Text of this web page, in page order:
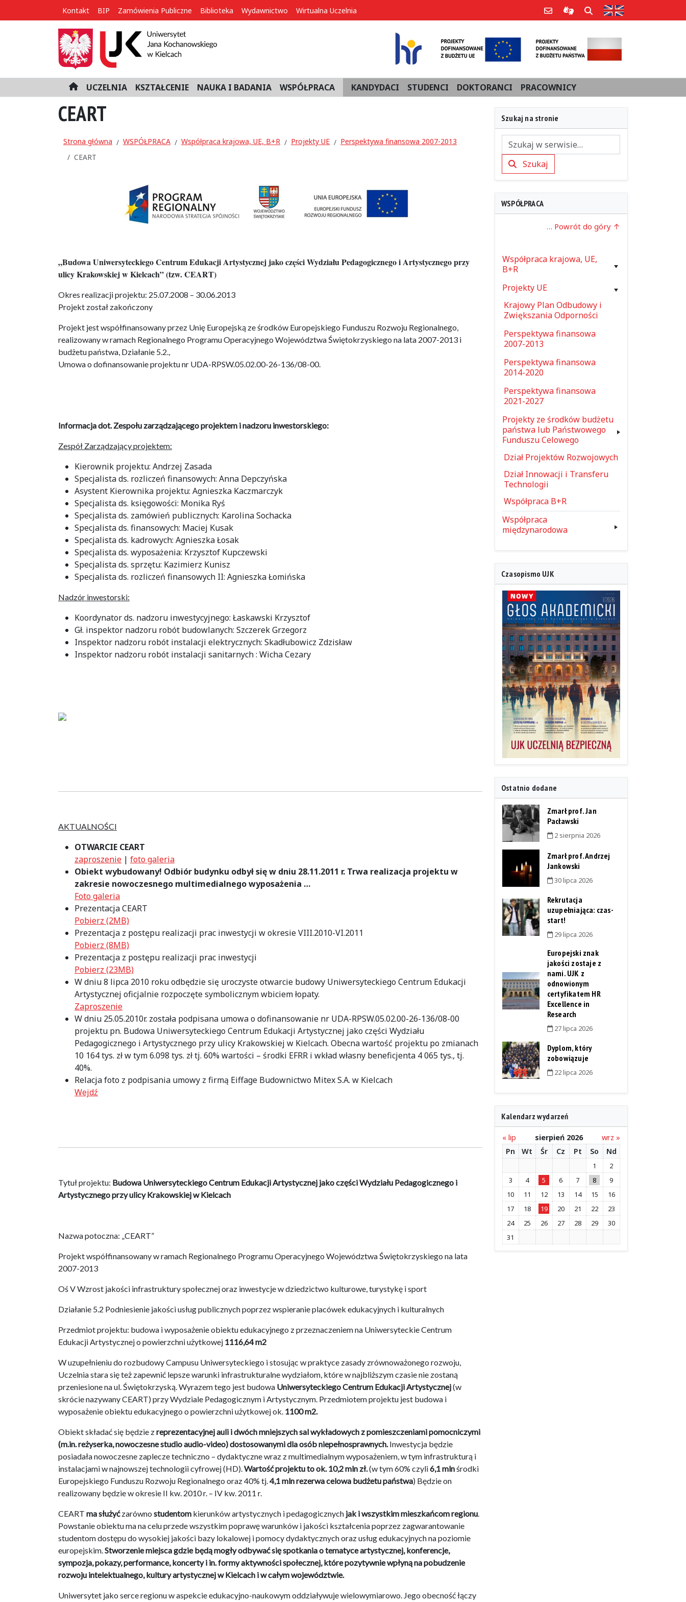
Kontakt BIP Zamówienia Publiczne Biblioteka Wydawnictwo Wirtualna Uczelnia Poczta e-mailInformacje dla użytkowników
Szukaj Strona w języku
H
o
m
e
UCZELNIA KSZTAŁCENIE NAUKA I BADANIA WSPÓŁPRACA KANDYDACI STUDENCI DOKTORANCI PRACOWNICY
CEART
Strona główna WSPÓŁPRACA Współpraca krajowa, UE, B+R Projekty UE
Perspektywa finansowa 2007-2013
CEART
„Budowa Uniwersyteckiego Centrum Edukacji Artystycznej jako części Wydziału Pedagogicznego i Artystycznego przy
ulicy Krakowskiej w Kielcach” (tzw. CEART)
Okres realizacji projektu: 25.07.2008 – 30.06.2013
Projekt został zakończony
Projekt jest współfinansowany przez Unię Europejską ze środków Europejskiego Funduszu Rozwoju Regionalnego,
realizowany w ramach Regionalnego Programu Operacyjnego Województwa Świętokrzyskiego na lata 2007-2013 i
budżetu państwa, Działanie 5.2.,
Umowa o dofinansowanie projektu nr UDA-RPSW.05.02.00-26-136/08-00.
Informacja dot. Zespołu zarządzającego projektem i nadzoru inwestorskiego:
Zespół Zarządzający projektem:
Kierownik projektu: Andrzej Zasada
Specjalista ds. rozliczeń finansowych: Anna Depczyńska
Asystent Kierownika projektu: Agnieszka Kaczmarczyk
Specjalista ds. księgowości: Monika Ryś
Specjalista ds. zamówień publicznych: Karolina Sochacka
Specjalista ds. finansowych: Maciej Kusak
Specjalista ds. kadrowych: Agnieszka Łosak
Specjalista ds. wyposażenia: Krzysztof Kupczewski
Specjalista ds. sprzętu: Kazimierz Kunisz
Specjalista ds. rozliczeń finansowych II: Agnieszka Łomińska
Nadzór inwestorski:
Koordynator ds. nadzoru inwestycyjnego: Łaskawski Krzysztof
Gł. inspektor nadzoru robót budowlanych: Szczerek Grzegorz
Inspektor nadzoru robót instalacji elektrycznych: Skadłubowicz Zdzisław
Inspektor nadzoru robót instalacji sanitarnych : Wicha Cezary
AKTUALNOŚCI
OTWARCIE CEART
zaproszenie | foto galeria
Obiekt wybudowany! Odbiór budynku odbył się w dniu 28.11.2011 r. Trwa realizacja projektu w
zakresie nowoczesnego multimedialnego wyposażenia …
Foto galeria
Prezentacja CEART
Pobierz (2MB)
Prezentacja z postępu realizacji prac inwestycji w okresie VIII.2010-VI.2011
Pobierz (8MB)
Prezentacja z postępu realizacji prac inwestycji
Pobierz (23MB)
W dniu 8 lipca 2010 roku odbędzie się uroczyste otwarcie budowy Uniwersyteckiego Centrum Edukacji
Artystycznej oficjalnie rozpoczęte symbolicznym wbiciem łopaty.
Zaproszenie
W dniu 25.05.2010r. została podpisana umowa o dofinansowanie nr UDA-RPSW.05.02.00-26-136/08-00
projektu pn. Budowa Uniwersyteckiego Centrum Edukacji Artystycznej jako części Wydziału
Pedagogicznego i Artystycznego przy ulicy Krakowskiej w Kielcach. Obecna wartość projektu po zmianach
10 164 tys. zł w tym 6.098 tys. zł tj. 60% wartości – środki EFRR i wkład własny beneficjenta 4 065 tys., tj.
40%.
Relacja foto z podpisania umowy z firmą Eiffage Budownictwo Mitex S.A. w Kielcach
Wejdź
Tytuł projektu: Budowa Uniwersyteckiego Centrum Edukacji Artystycznej jako części Wydziału Pedagogicznego i
Artystycznego przy ulicy Krakowskiej w Kielcach
Nazwa potoczna: „CEART”
Projekt współfinansowany w ramach Regionalnego Programu Operacyjnego Województwa Świętokrzyskiego na lata
2007-2013
Oś V Wzrost jakości infrastruktury społecznej oraz inwestycje w dziedzictwo kulturowe, turystykę i sport
Działanie 5.2 Podniesienie jakości usług publicznych poprzez wspieranie placówek edukacyjnych i kulturalnych
Przedmiot projektu: budowa i wyposażenie obiektu edukacyjnego z przeznaczeniem na Uniwersyteckie Centrum
Edukacji Artystycznej o powierzchni użytkowej 1116,64 m2
W uzupełnieniu do rozbudowy Campusu Uniwersyteckiego i stosując w praktyce zasady zrównoważonego rozwoju,
Uczelnia stara się też zapewnić lepsze warunki infrastrukturalne wydziałom, które w najbliższym czasie nie zostaną
przeniesione na ul. Świętokrzyską. Wyrazem tego jest budowa Uniwersyteckiego Centrum Edukacji Artystycznej(w
skrócie nazywany CEART) przy Wydziale Pedagogicznym i Artystycznym. Przedmiotem projektu jest budowa i
wyposażenie obiektu edukacyjnego o powierzchni użytkowej ok. 1100 m2.
Obiekt składać się będzie zreprezentacyjnej auli i dwóch mniejszych sal wykładowych z pomieszczeniami pomocniczymi
(m.in. reżyserka, nowoczesne studio audio-video) dostosowanymi dla osób niepełnosprawnych.Inwestycja będzie
posiadała nowoczesne zaplecze techniczno – dydaktyczne wraz z multimedialnym wyposażeniem, w tym infrastrukturą i
instalacjami w najnowszej technologii cyfrowej (HD).Wartość projektu to ok. 10,2 mln zł.(w tym 60% czyli6,1 mlnśrodki
Europejskiego Funduszu Rozwoju Regionalnego oraz 40% tj.4,1 mln rezerwa celowa budżetu państwa) Będzie on
realizowany będzie w okresie II kw. 2010 r. – IV kw. 2011 r.
CEART ma służyćzarówno studentom kierunków artystycznych i pedagogicznych jak i wszystkim mieszkańcom regionu.
Powstanie obiektu ma na celu przede wszystkim poprawę warunków i jakości kształcenia poprzez zagwarantowanie
studentom dostępu do wysokiej jakości bazy lokalowej i pomocy dydaktycznych oraz usług edukacyjnych na poziomie
europejskim.Stworzenie miejsca gdzie będą mogły odbywać się spotkania o tematyce artystycznej, konferencje,
sympozja, pokazy, performance, koncerty i in. formy aktywności społecznej, które pozytywnie wpłyną na pobudzenie
rozwoju intelektualnego, kultury artystycznej w Kielcach i w całym województwie.
Uniwersytet jako serce regionu w aspekcie edukacyjno-naukowym oddziaływuje wielowymiarowo. Jego obecność łączy
Szukaj na stronie
SzukajSzukaj
WSPÓŁPRACA
… Powrót do góry
Współpraca krajowa, UE,
B+R
Projekty UE
Krajowy Plan Odbudowy i
Zwiększania Odporności
Perspektywa finansowa
2007-2013
Perspektywa finansowa
2014-2020
Perspektywa finansowa
2021-2027
Projekty ze środków budżetu
państwa lub Państwowego
Funduszu Celowego
Dział Projektów Rozwojowych
Dział Innowacji i Transferu
Technologii
Współpraca B+R
Współpraca
międzynarodowa
Czasopismo UJK
Ostatnio dodane
Zmarł prof. Jan
Pacławski
2 sierpnia 2026
Zmarł prof. Andrzej
Jankowski
30 lipca 2026
Rekrutacja
uzupełniająca: czas-
start!
29 lipca 2026
Europejski znak
jakości zostaje z
nami. UJK z
odnowionym
certyfikatem HR
Excellence in
Research
27 lipca 2026
Dyplom, który
zobowiązuje
22 lipca 2026
Kalendarz wydarzeń
« lip sierpień 2026
wrz »
Pn
Wt Śr Cz Pt So Nd
1
2
3
4 5 6 7 8
9
10
11 12 13 14 15
16
17
18 19 20 21 22
23
24
25 26 27 28 29
30
31